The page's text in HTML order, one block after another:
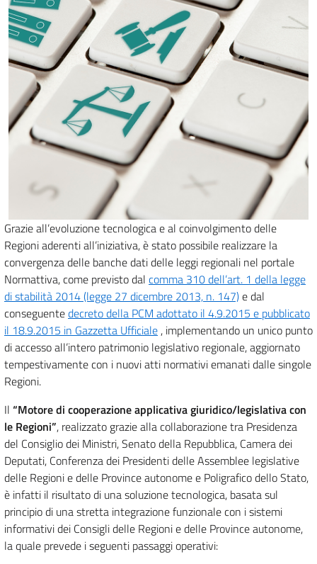
Grazie all’evoluzione tecnologica e al coinvolgimento delle
Regioni aderenti all’iniziativa, è stato possibile realizzare la
convergenza delle banche dati delle leggi regionali nel portale
Normattiva, come previsto dal comma 310 dell’art. 1 della legge
di stabilità 2014 (legge 27 dicembre 2013, n. 147)e dal
conseguentedecreto della PCM adottato il 4.9.2015 e pubblicato
il 18.9.2015 in Gazzetta Ufficiale , implementando un unico punto
di accesso all’intero patrimonio legislativo regionale, aggiornato
tempestivamente con i nuovi atti normativi emanati dalle singole
Regioni.
Il “Motore di cooperazione applicativa giuridico/legislativa con
le Regioni”, realizzato grazie alla collaborazione tra Presidenza
del Consiglio dei Ministri, Senato della Repubblica, Camera dei
Deputati, Conferenza dei Presidenti delle Assemblee legislative
delle Regioni e delle Province autonome e Poligrafico dello Stato,
è infatti il risultato di una soluzione tecnologica, basata sul
principio di una stretta integrazione funzionale con i sistemi
informativi dei Consigli delle Regioni e delle Province autonome,
la quale prevede i seguenti passaggi operativi: